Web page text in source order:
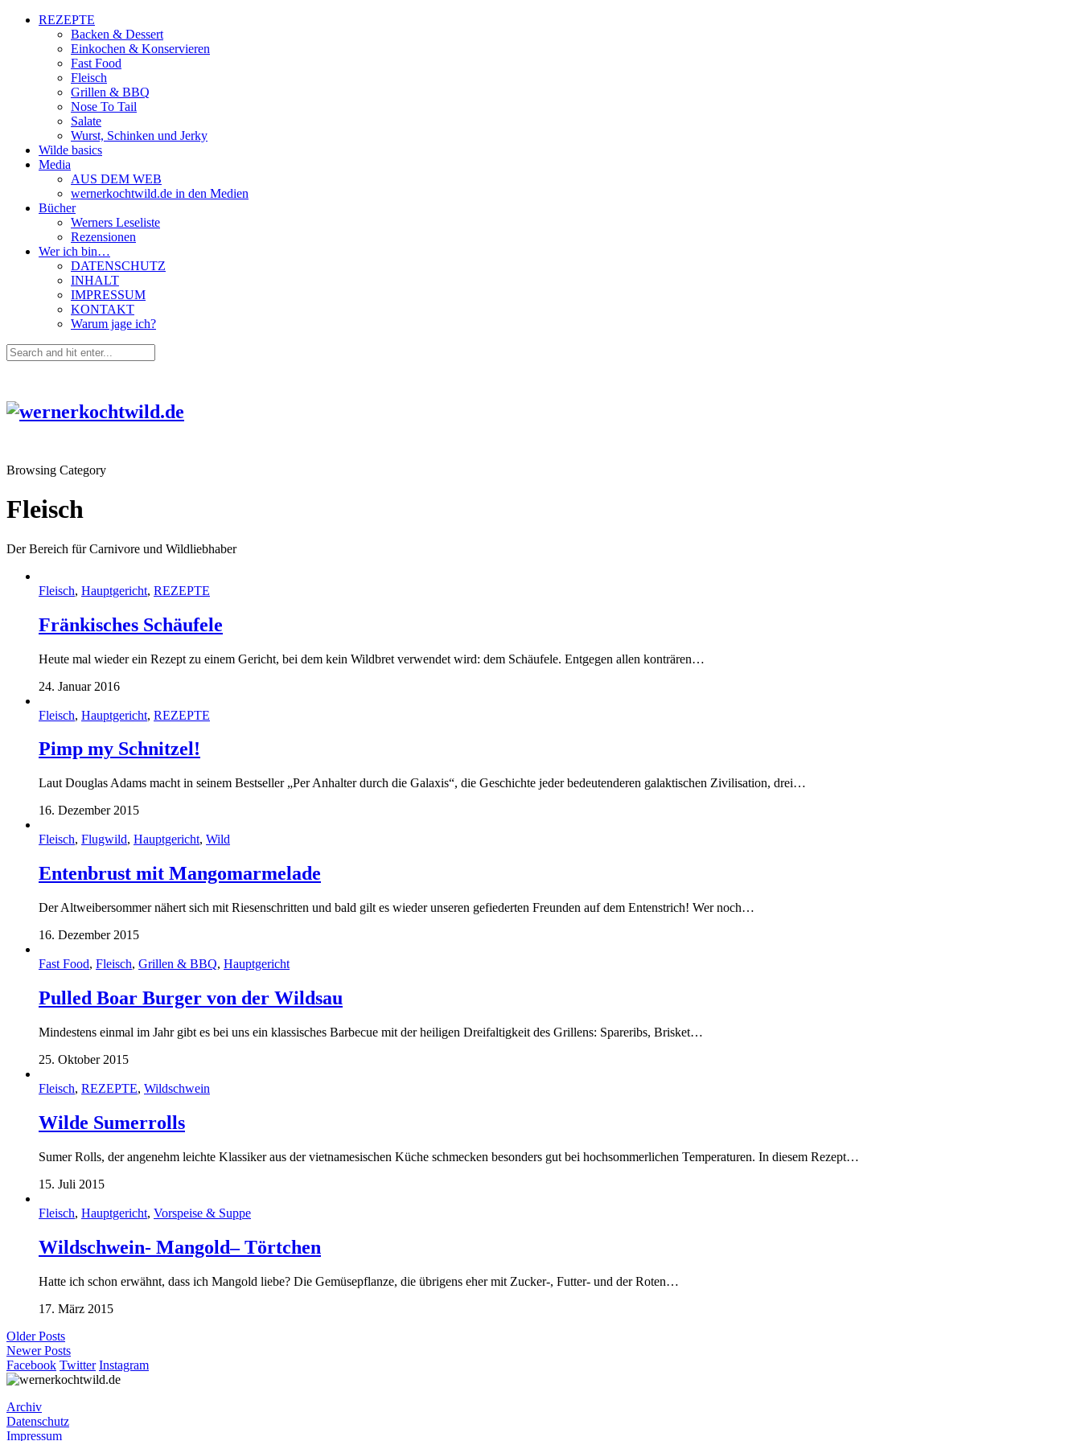
REZEPTE
Backen & Dessert
Einkochen & Konservieren
Fast Food
Fleisch
Grillen & BBQ
Nose To Tail
Salate
Wurst, Schinken und Jerky
Wilde basics
Media
AUS DEM WEB
wernerkochtwild.de in den Medien
Bücher
Werners Leseliste
Rezensionen
Wer ich bin…
DATENSCHUTZ
INHALT
IMPRESSUM
KONTAKT
Warum jage ich?
Browsing Category
Fleisch
Der Bereich für Carnivore und Wildliebhaber
Fleisch, Hauptgericht, REZEPTE
Fränkisches Schäufele
Heute mal wieder ein Rezept zu einem Gericht, bei dem kein Wildbret verwendet wird: dem Schäufele. Entgegen allen konträren…
24. Januar 2016
Fleisch, Hauptgericht, REZEPTE
Pimp my Schnitzel!
Laut Douglas Adams macht in seinem Bestseller „Per Anhalter durch die Galaxis“, die Geschichte jeder bedeutenderen galaktischen Zivilisation, drei…
16. Dezember 2015
Fleisch, Flugwild, Hauptgericht, Wild
Entenbrust mit Mangomarmelade
Der Altweibersommer nähert sich mit Riesenschritten und bald gilt es wieder unseren gefiederten Freunden auf dem Entenstrich! Wer noch…
16. Dezember 2015
Fast Food, Fleisch, Grillen & BBQ, Hauptgericht
Pulled Boar Burger von der Wildsau
Mindestens einmal im Jahr gibt es bei uns ein klassisches Barbecue mit der heiligen Dreifaltigkeit des Grillens: Spareribs, Brisket…
25. Oktober 2015
Fleisch, REZEPTE, Wildschwein
Wilde Sumerrolls
Sumer Rolls, der angenehm leichte Klassiker aus der vietnamesischen Küche schmecken besonders gut bei hochsommerlichen Temperaturen. In diesem Rezept…
15. Juli 2015
Fleisch, Hauptgericht, Vorspeise & Suppe
Wildschwein- Mangold– Törtchen
Hatte ich schon erwähnt, dass ich Mangold liebe? Die Gemüsepflanze, die übrigens eher mit Zucker-, Futter- und der Roten…
17. März 2015
Older Posts
Newer Posts
Facebook Twitter Instagram
Archiv
Datenschutz
Impressum